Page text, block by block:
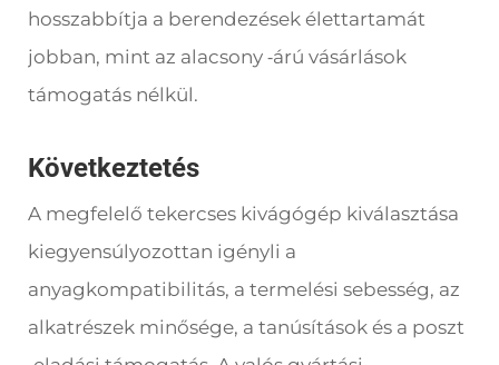
hosszabbítja a berendezések élettartamát
jobban, mint az alacsony -árú vásárlások
támogatás nélkül.
Következtetés
A megfelelő tekercses kivágógép kiválasztása
kiegyensúlyozottan igényli a
anyagkompatibilitás, a termelési sebesség, az
alkatrészek minősége, a tanúsítások és a poszt